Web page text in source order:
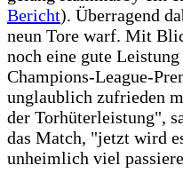
Bericht). Überragend
neun Tore warf. Mit
noch eine gute Leistung
Champions-League-
unglaublich zufrieden
der Torhüterleistung",
das Match, "jetzt wird
unheimlich viel